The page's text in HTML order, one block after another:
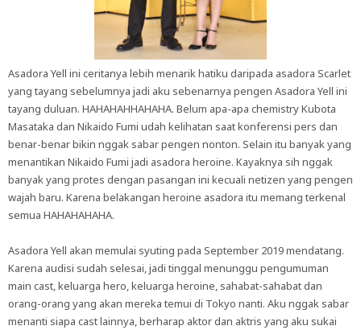
Asadora Yell ini ceritanya lebih menarik hatiku daripada asadora Scarlet
yang tayang sebelumnya jadi aku sebenarnya pengen Asadora Yell ini
tayang duluan. HAHAHAHHAHAHA. Belum apa-apa chemistry Kubota
Masataka dan Nikaido Fumi udah kelihatan saat konferensi pers dan
benar-benar bikin nggak sabar pengen nonton. Selain itu banyak yang
menantikan Nikaido Fumi jadi asadora heroine. Kayaknya sih nggak
banyak yang protes dengan pasangan ini kecuali netizen yang pengen
wajah baru. Karena belakangan heroine asadora itu memang terkenal
semua HAHAHAHAHA.
Asadora Yell akan memulai syuting pada September 2019 mendatang.
Karena audisi sudah selesai, jadi tinggal menunggu pengumuman
main cast, keluarga hero, keluarga heroine, sahabat-sahabat dan
orang-orang yang akan mereka temui di Tokyo nanti. Aku nggak sabar
menanti siapa cast lainnya, berharap aktor dan aktris yang aku sukai